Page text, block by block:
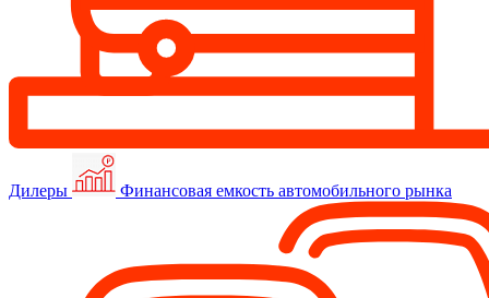
Дилеры Финансовая емкость автомобильного рынка